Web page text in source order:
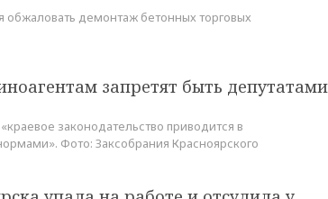
обжаловать демонтаж бетонных торговых
запретят быть
законодательство приводится в
Фото: Заксобрания Красноярского